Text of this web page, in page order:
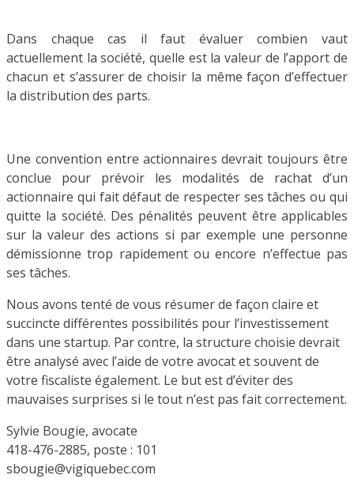
Dans chaque cas il faut évaluer combien vaut
actuellement la société, quelle est la valeur de l’apport de
chacun et s’assurer de choisir la même façon d’effectuer
la distribution des parts.
Une convention entre actionnaires devrait toujours être
conclue pour prévoir les modalités de rachat d’un
actionnaire qui fait défaut de respecter ses tâches ou qui
quitte la société. Des pénalités peuvent être applicables
sur la valeur des actions si par exemple une personne
démissionne trop rapidement ou encore n’effectue pas
ses tâches.
Nous avons tenté de vous résumer de façon claire et
succincte différentes possibilités pour l’investissement
dans une startup. Par contre, la structure choisie devrait
être analysé avec l’aide de votre avocat et souvent de
votre fiscaliste également. Le but est d’éviter des
mauvaises surprises si le tout n’est pas fait correctement.
Sylvie Bougie, avocate
418-476-2885, poste : 101
sbougie@vigiquebec.com